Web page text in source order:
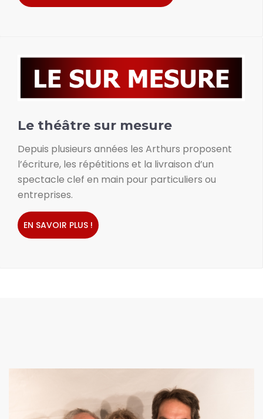
Le théâtre sur mesure
Depuis plusieurs années les Arthurs proposent
l’écriture, les répétitions et la livraison d’un
spectacle clef en main pour particuliers ou
entreprises.
EN SAVOIR PLUS !